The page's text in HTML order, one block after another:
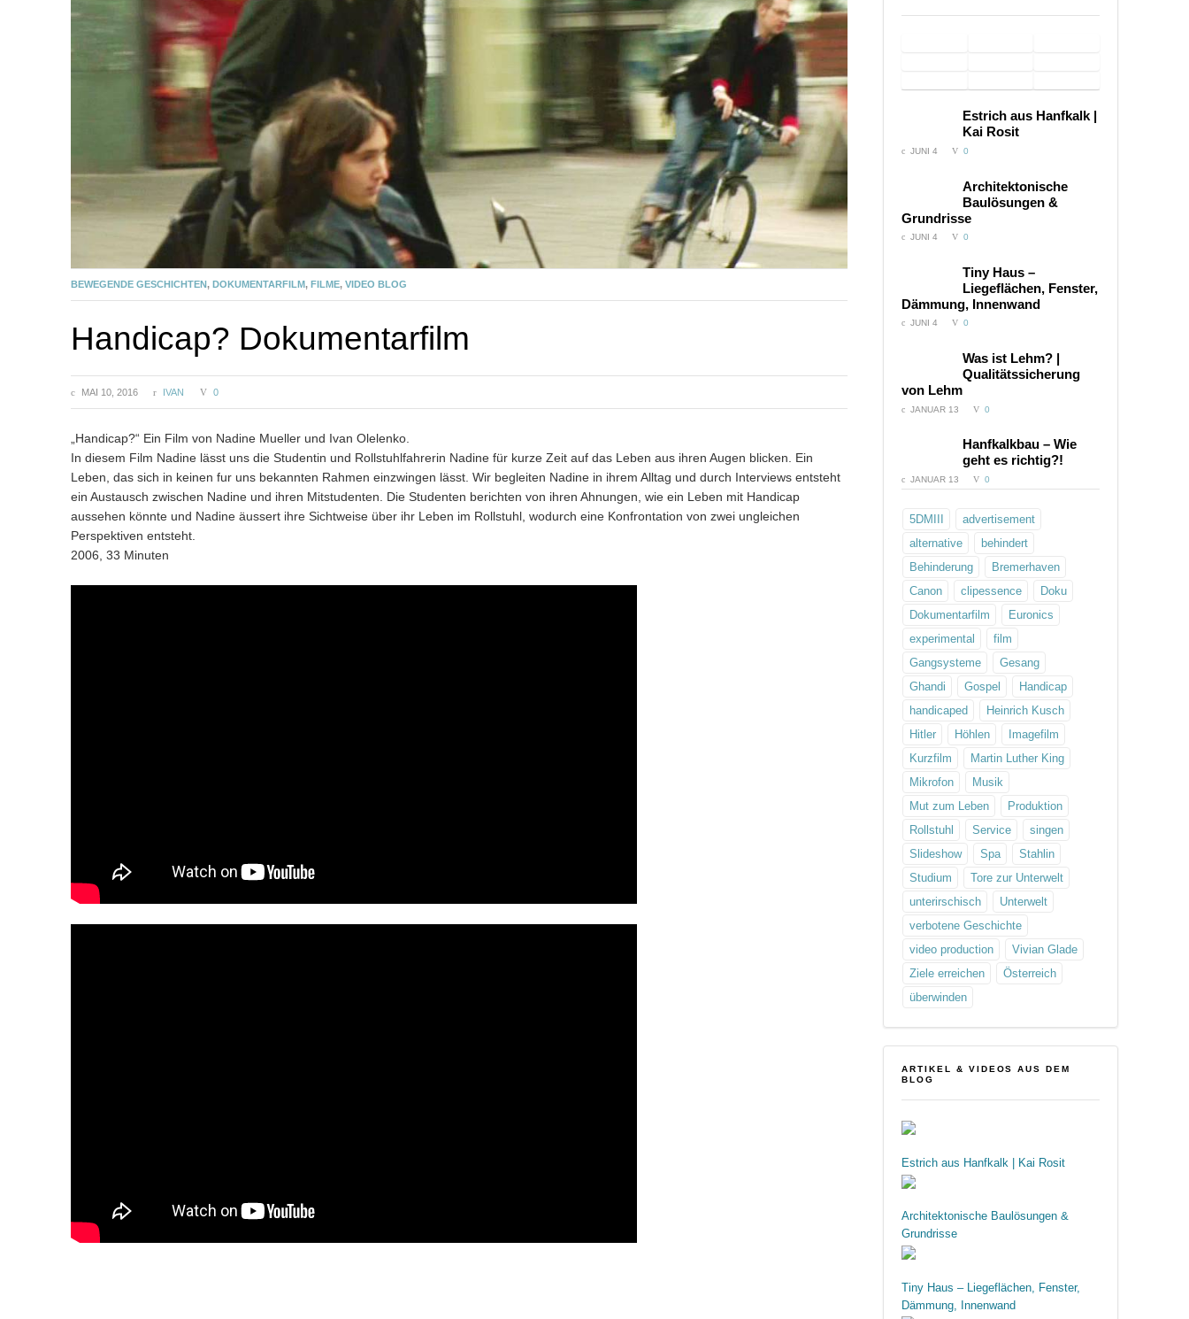
BEWEGENDE GESCHICHTEN, DOKUMENTARFILM, FILME, VIDEO BLOG
Handicap? Dokumentarfilm
MAI 10, 2016 IVAN 0
„Handicap?“ Ein Film von Nadine Mueller und Ivan Olelenko.
In diesem Film Nadine lässt uns die Studentin und Rollstuhlfahrerin Nadine für kurze Zeit auf das Leben aus ihren Augen blicken. Ein
Leben, das sich in keinen fur uns bekannten Rahmen einzwingen lässt. Wir begleiten Nadine in ihrem Alltag und durch Interviews entsteht
ein Austausch zwischen Nadine und ihren Mitstudenten. Die Studenten berichten von ihren Ahnungen, wie ein Leben mit Handicap
aussehen könnte und Nadine äussert ihre Sichtweise über ihr Leben im Rollstuhl, wodurch eine Konfrontation von zwei ungleichen
Perspektiven entsteht.
2006, 33 Minuten
Hof |
Dokumentarfilmfür
Kinderwägen
Hamam
in Burg
Satzvey
Euronics
Service
– 22
Wasserauflage
– Imagefilm
Trainingsmethode
von M. Norbekov
Sonarbehandlung
– Imagefilm
music
video –
Estrich aus Hanfkalk |
Kai Rosit
JUNI 4
COMMENTS:
0
Architektonische
Baulösungen &
Grundrisse
JUNI 4
COMMENTS:
0
Tiny Haus –
Liegeflächen, Fenster,
Dämmung, Innenwand
JUNI 4
COMMENTS:
0
Was ist Lehm? |
Qualitätssicherung
von Lehm
JANUAR 13
COMMENTS:
0
Hanfkalkbau – Wie
geht es richtig?!
JANUAR 13
COMMENTS:
0
5DMIII
advertisement
alternative
behindert
Behinderung
Bremerhaven
Canon
clipessence
Doku
Dokumentarfilm
Euronics
experimental
film
Gangsysteme
Gesang
Ghandi
Gospel
Handicap
handicaped
Heinrich Kusch
Hitler
Höhlen
Imagefilm
Kurzfilm
Martin Luther King
Mikrofon
Musik
Mut zum Leben
Produktion
Rollstuhl
Service
singen
Slideshow
Spa
Stahlin
Studium
Tore zur Unterwelt
unterirschisch
Unterwelt
verbotene Geschichte
video production
Vivian Glade
Ziele erreichen
Österreich
überwinden
ARTIKEL & VIDEOS AUS DEM
BLOG
Estrich aus Hanfkalk | Kai Rosit
Architektonische Baulösungen &
Grundrisse
Tiny Haus – Liegeflächen, Fenster,
Dämmung, Innenwand